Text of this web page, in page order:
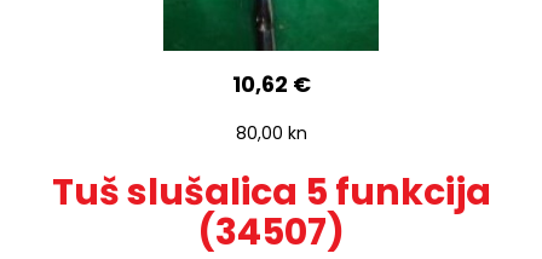
10,62 €
80,00 kn
Tuš slušalica 5 funkcija
(34507)